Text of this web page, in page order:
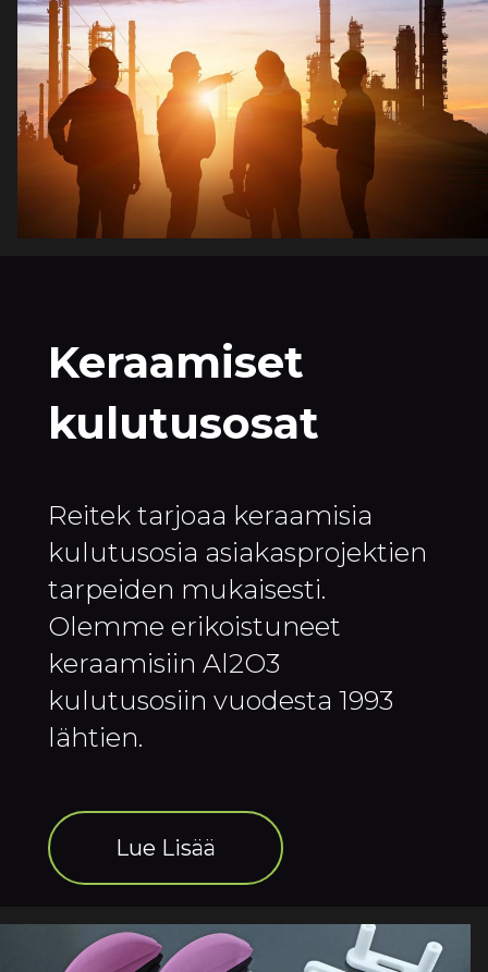
Keraamiset
kulutusosat
Reitek tarjoaa keraamisia
kulutusosia asiakasprojektien
tarpeiden mukaisesti.
Olemme erikoistuneet
keraamisiin Al2O3
kulutusosiin vuodesta 1993
lähtien.
Lue Lisää